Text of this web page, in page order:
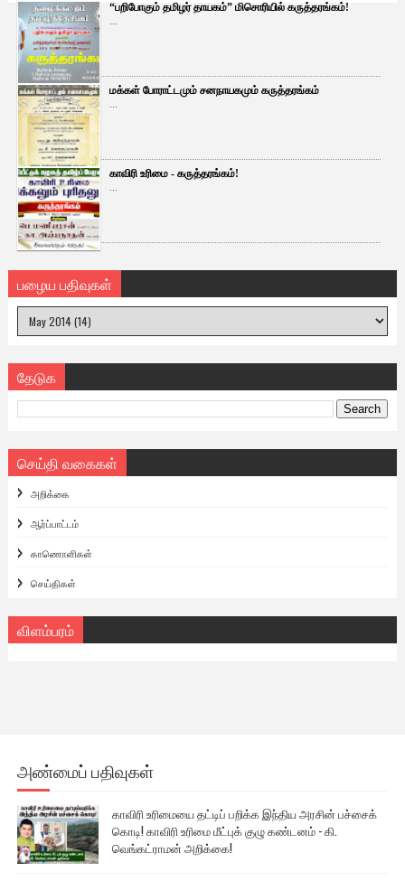
“பறிபோகும் தமிழர் தாயகம்” மிசொரியில் கருத்தரங்கம்!
...
மக்கள் போராட்டமும் சனநாயகமும் கருத்தரங்கம்
...
காவிரி உரிமை - கருத்தரங்கம்!
...
பழைய பதிவுகள்
தேடுக
செய்தி வகைகள்
அறிக்கை
ஆர்ப்பாட்டம்
காணொளிகள்
செய்திகள்
விளம்பரம்
அண்மைப் பதிவுகள்
காவிரி உரிமையை தட்டிப் பறிக்க இந்திய அரசின் பச்சைக்
கொடி! காவிரி உரிமை மீட்புக் குழு கண்டனம் - கி.
வெங்கட்ராமன் அறிக்கை!